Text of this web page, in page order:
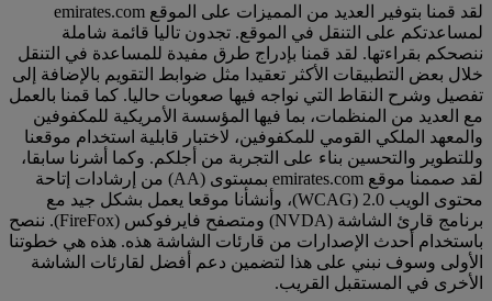
لقد قمنا بتوفير العديد من المميزات على الموقع emirates.com
لمساعدتكم على التنقل في الموقع. تجدون تاليا قائمة شاملة
ننصحكم بقراءتها. لقد قمنا بإدراج طرق مفيدة للمساعدة في التنقل
خلال بعض التطبيقات الأكثر تعقيدا مثل ضوابط التقويم بالإضافة إلى
تفصيل وشرح النقاط التي نواجه فيها صعوبات حاليا. كما قمنا بالعمل
مع العديد من المنظمات، بما فيها المؤسسة الأمريكية للمكفوفين
والمعهد الملكي القومي للمكفوفين، لاختبار قابلية استخدام موقعنا
وللتطوير والتحسين بناء على التجربة من أجلكم. وكما أشرنا سابقا،
لقد صممنا موقع emirates.com بمستوى (AA) من إرشادات إتاحة
محتوى الويب 2.0 (WCAG)، وأنشأنا موقعا يعمل بشكل جيد مع
برنامج قارئ الشاشة (NVDA) ومتصفح فايرفوكس (FireFox). ننصح
باستخدام أحدث الإصدارات من قارئات الشاشة هذه. هذه هي خطوتنا
الأولى وسوف نبني على هذا لتضمين دعم أفضل لقارئات الشاشة
الأخرى في المستقبل القريب.